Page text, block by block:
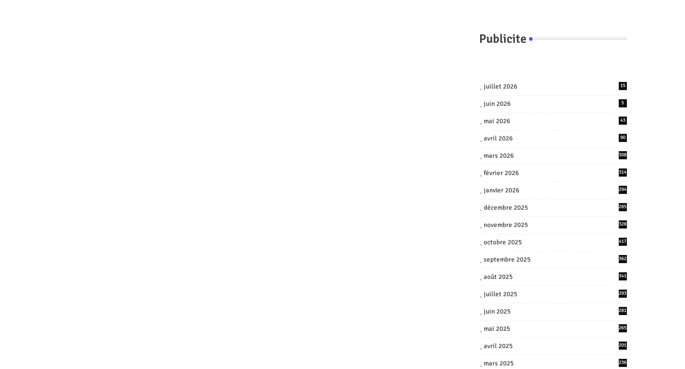
Publicite
juillet 2026 15
juin 2026 5
mai 2026 43
avril 2026 90
mars 2026 308
février 2026 314
janvier 2026 294
décembre 2025 285
novembre 2025 328
octobre 2025 417
septembre 2025 362
août 2025 341
juillet 2025 293
juin 2025 281
mai 2025 265
avril 2025 201
mars 2025 236